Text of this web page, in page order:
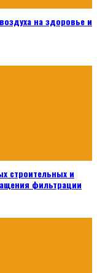
на здоровье и
строительных и
фильтрации